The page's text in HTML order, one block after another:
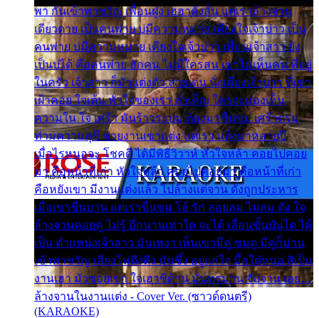
พา กันเข้าพาขวัญ เพื่อนฝูง เฮฮาดังลั่น แต่เราล้างจาน
เดียวดาย เป็นคนพ่าย บ่มีความหมาย เคียงใจเจ้าบ่าว เป็น
คนพ่าย บ่มีความหมาย เคียงใจเจ้าบ่าว เพื่อนเจ้าสาว ยัง
เป็นบ่ได้ คือคนพ่าย ฮักคน ไม่มีใครสน เขาไม่เห็นคน ที่อยู่
ในครัว เจ้าสาว ก็มัวแต่งตัว สวยเด่น นั่งเคียงเจ้าบ่าว ที่เขา
เฝ้าคอย ใจเต้น หัวใจของเรา ลำเค็ญ ใครจะมองเห็น
ความใน ใจ เศร้า มันร้าวระบม ต้องมาขื่นขม เศร้าตรม
ท่ามความสุขี ช่วยงานเขาแต่ง แต่เรา แล้งมาหลายปี
เมื่อไรหนอจะ โชคดี ได้มีพิธีวิวาห์ หัวใจหล้า คอยไปคอย
มา คือหน้าที่เก่า หัวใจหล้า คอยไปคอยมา คือหน้าที่เก่า
คือหยังเขา มีงานแต่งแล้ว ไปล้างแต่จาน ดั่งถูกประหาร
เมื่อเขาชื่นบาน แต่เราขื่นขม โอ้ รัก ลอยลม ไม่สม ดัง ใจ
ล้างจานคอยคู่ ไม่รู้ อีกนานเท่าใด จะได้ เลื่อนขั้นบันได ได้
เป็น ตำแหน่งเจ้าสาว มันเหงา เห็นเขามีคู่ ซมดู มีคู่ก็ม่วน
เข้าพาขวัญ เสียงโห่ตึงตึง มันซึ้ง อยู่แก่ใจ มื้อใด๋หนอ สิเป็น
งานเฮา มัวซอยเขา ใจเฮาซิด้าน มันทรมาน จับจาน เอย…
ล้างจานในงานแต่ง - Cover Ver. (ซาวด์ดนตรี)
(KARAOKE)